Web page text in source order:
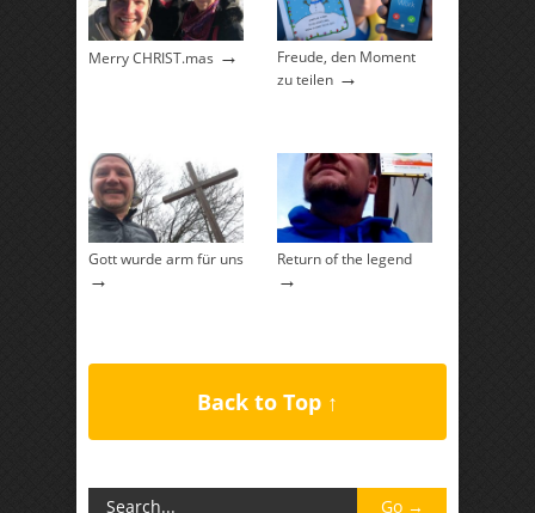
Merry CHRIST.mas →
Freude, den Moment
zu teilen →
Gott wurde arm für uns
→
Return of the legend
→
Back to Top ↑